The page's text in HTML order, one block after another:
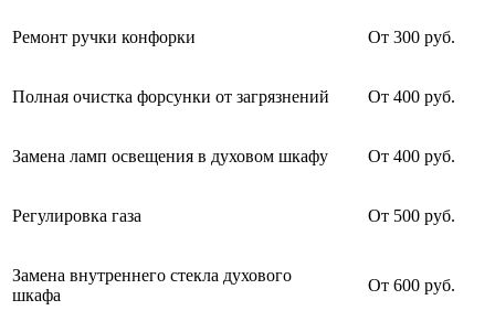
Ремонт ручки конфорки От 300 руб.
Полная очистка форсунки от загрязнений От 400 руб.
Замена ламп освещения в духовом шкафу От 400 руб.
Регулировка газа От 500 руб.
Замена внутреннего стекла духового
шкафа
От 600 руб.